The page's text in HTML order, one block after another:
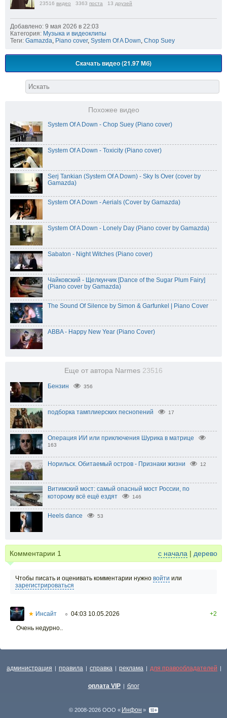
23516 видео 3363 поста 13 друзей
Добавлено: 9 мая 2026 в 22:03
Категория: Музыка и видеоклипы
Теги: Gamazda, Piano cover, System Of A Down, Chop Suey
Скачать видео (21.97 Мб)
Похожее видео
System Of A Down - Chop Suey (Piano cover)
System Of A Down - Toxicity (Piano cover)
Serj Tankian (System Of A Down) - Sky Is Over (cover by
Gamazda)
System Of A Down - Aerials (Cover by Gamazda)
System Of A Down - Lonely Day (Piano cover by Gamazda)
Sabaton - Night Witches (Piano cover)
Чайковский - Щелкунчик [Dance of the Sugar Plum Fairy]
(Piano cover by Gamazda)
The Sound Of Silence by Simon & Garfunkel | Piano Cover
ABBA - Happy New Year (Piano Cover)
Еще от автора Narmes 23516
Бензин 356
подборка тамплиерских песнопений 17
Операция ИИ или приключения Шурика в матрице
163
Норильск. Обитаемый остров - Признаки жизни 12
Витимский мост: самый опасный мост России, по
которому всё ещё ездят
146
Heels dance 53
Комментарии 1 с начала | дерево
Чтобы писать и оценивать комментарии нужно войти или
зарегистрироваться
★ Инсайт ○ 04:03 10.05.2026
+2
Очень недурно..
администрация | правила | справка | реклама | для правообладателей |
оплата VIP | блог
© 2008-2026 ООО « Инфон »